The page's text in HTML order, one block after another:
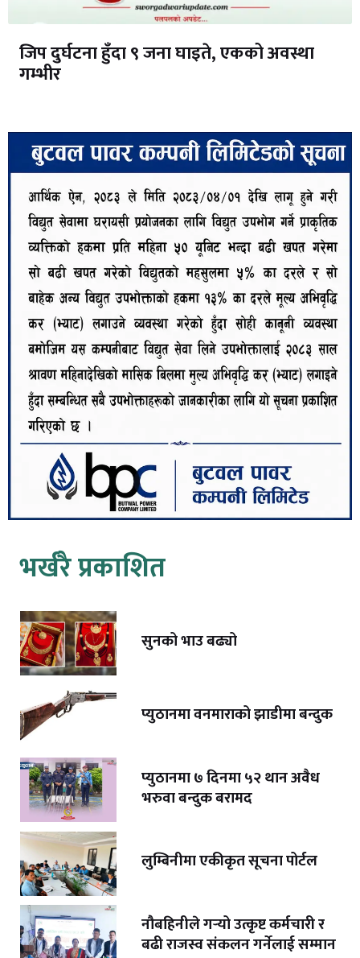
जिप दुर्घटना हुँदा ९ जना घाइते, एकको अवस्था
गम्भीर
भर्खरै प्रकाशित
सुनको भाउ बढ्यो
प्युठानमा वनमाराको झाडीमा बन्दुक
प्युठानमा ७ दिनमा ५२ थान अवैध
भरुवा बन्दुक बरामद
लुम्बिनीमा एकीकृत सूचना पोर्टल
नौबहिनीले गर्‍यो उत्कृष्ट कर्मचारी र
बढी राजस्व संकलन गर्नेलाई सम्मान